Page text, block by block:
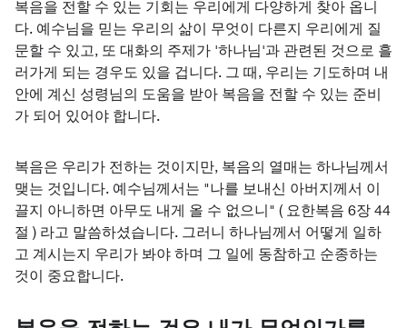
복음을 전할 수 있는 기회는 우리에게 다양하게 찾아 옵니
다. 예수님을 믿는 우리의 삶이 무엇이 다른지 우리에게 질
문할 수 있고, 또 대화의 주제가 '하나님'과 관련된 것으로 흘
러가게 되는 경우도 있을 겁니다. 그 때, 우리는 기도하며 내
안에 계신 성령님의 도움을 받아 복음을 전할 수 있는 준비
가 되어 있어야 합니다.
복음은 우리가 전하는 것이지만, 복음의 열매는 하나님께서
맺는 것입니다. 예수님께서는 "나를 보내신 아버지께서 이
끌지 아니하면 아무도 내게 올 수 없으니" ( 요한복음 6장 44
절 ) 라고 말씀하셨습니다. 그러니 하나님께서 어떻게 일하
고 계시는지 우리가 봐야 하며 그 일에 동참하고 순종하는
것이 중요합니다.